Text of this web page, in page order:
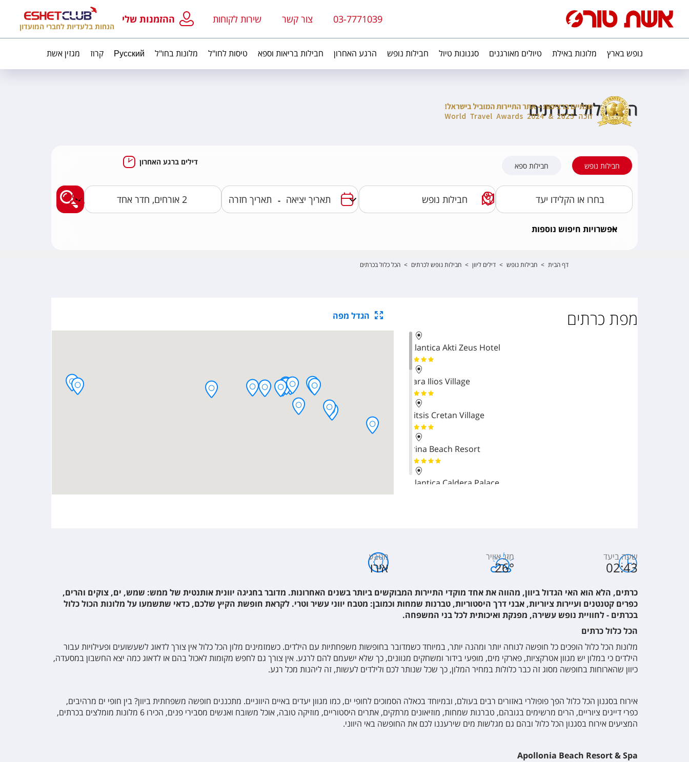
03-7771039 צור קשר שירות לקוחות ההזמנות שלי
הנחות בלעדיות לחברי המועדון
נופש בארץ מלונות באילת טיולים מאורגנים סגנונות טיול חבילות נופש הרגע האחרון חבילות בריאות וספא טיסות לחו"ל מלונות בחו"ל Русский קרוז מגזין אשת
הכל כלול בכרתים
חבילות נופש חבילות ספא דילים ברגע האחרון
-
מצאו לי חבילות
אפשרויות חיפוש נוספות
דף הבית > חבילות נופש > דילים ליוון > חבילות נופש לכרתים > הכל כלול בכרתים
מפת כרתים
Atlantica Akti Zeus Hotel
Hara Ilios Village
Mitsis Cretan Village
Arina Beach Resort
Atlantica Caldera Palace
Dessole Dolphin Bay Resort
Allsun Hotel Malia Beach
Anna Maria Village
הגדל מפה
שעה ביעד
02:43
מזג אוויר
26°
מטבע
אירו
כרתים, הלא הוא האי הגדול ביוון, מהווה את אחד מוקדי התיירות המבוקשים ביותר בשנים האחרונות. מדובר בחגיגה יוונית אותנטית של ממש: שמש, ים, צוקים והרים,
כפרים קטנטנים ועיירות ציוריות, אבני דרך היסטוריות, טברנות שמחות וכמובן: מטבח יווני עשיר וטרי. לקראת חופשת הקיץ שלכם, כדאי שתשמעו על מלונות הכול כלול
בכרתים - לחוויית נופש עשירה, מפנקת ואיכותית לכל בני המשפחה.
הכל כלול כרתים
מלונות הכל כלול הופכים כל חופשה לנוחה יותר ומהנה יותר, במיוחד כשמדובר בחופשות משפחתיות עם הילדים. כשמזמינים מלון הכל כלול אין צורך לדאוג לשעשועים ופעילויות עבור
הילדים כי במלון יש מגוון אטרקציות, פארקי מים, מופעי בידור ומשחקים מגוונים, כך שלא ישעמם להם לרגע. אין צורך גם לחפש מקומות לאכול בהם או לדאוג כמה יצא החשבון במסעדה,
כיוון שהארוחות בחופשה מסוג זה כבר כלולות במחיר המלון, כך שכל שנותר לכם ולילדים לעשות, זה ליהנות מכל רגע.
אירוח בסגנון הכל כלול הפך פופולרי באזורים רבים בעולם, ובמיוחד בכאלה הסמוכים לחופי ים, כמו מגוון יעדים באיים היווניים. מתכננים חופשה משפחתית ביוון? בין חופי ים מרהיבים,
כפרי דייגים ציוריים, הרים מרשימים בגובהם, טברנות שמחות, מוזיאונים מרתקים, אתרים היסטוריים, מוזיקה טובה, אוכל משובח ואנשים מסבירי פנים, הכירו 6 מלונות מומלצים בכרתים,
המציעים אירוח בסגנון הכל כלול ובהם גם מגלשות מים שירעננו לכם את החופשה באי היווני.
Apollonia Beach Resort & Spa